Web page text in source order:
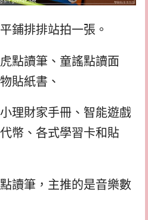
鋪排排站拍一張。
點讀筆、童謠點讀面
貼紙書、
理財家手冊、智能遊戲
幣、各式學習卡和貼
讀筆，主推的是音樂數